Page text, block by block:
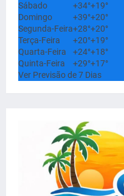
Sábado
+34°+19°
Domingo
+39°+20°
Segunda-Feira+28°+20°
Terça-Feira
+20°+19°
Quarta-Feira
+24°+18°
Quinta-Feira
+29°+17°
Ver Previsão de 7 Dias